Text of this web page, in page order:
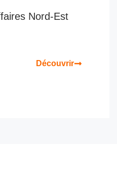
Nord-Est
Découvrir